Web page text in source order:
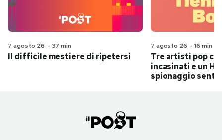
7 agosto 26 - 37 min
Il difficile mestiere di ripetersi
7 agosto 26 - 16 min
Tre artisti pop
incasinati e un
spionaggio